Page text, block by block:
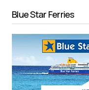
Blue Star Ferries